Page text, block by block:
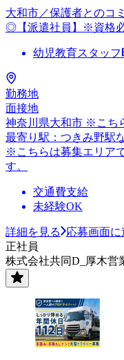
大和市／保護者とのコ
◎【派遣社員】※資格
幼児教育スタッフ
勤務地
面接地
神奈川県大和市 ※こち
最寄り駅：つきみ野駅
※こちらは募集エリア
す。
交通費支給
未経験OK
詳細を見る
応募画面に
正社員
株式会社共同D_厚木営